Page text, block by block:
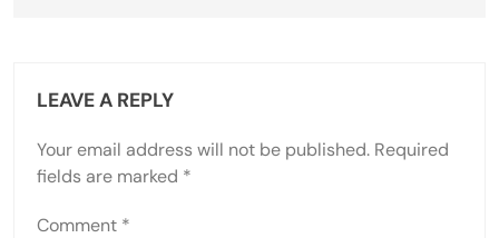
LEAVE A REPLY
Your email address will not be published. Required
fields are marked *
Comment *